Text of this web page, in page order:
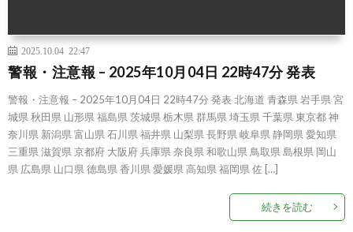
2025.10.04 22:47
警報・注意報 – 2025年10月04日 22時47分 発表
警報・注意報 – 2025年10月04日 22時47分 発表 北海道 青森県 岩手県 宮
城県 秋田県 山形県 福島県 茨城県 栃木県 群馬県 埼玉県 千葉県 東京都 神
奈川県 新潟県 富山県 石川県 福井県 山梨県 長野県 岐阜県 静岡県 愛知県
三重県 滋賀県 京都府 大阪府 兵庫県 奈良県 和歌山県 鳥取県 島根県 岡山
県 広島県 山口県 徳島県 香川県 愛媛県 高知県 福岡県 佐 […]
続きを読む